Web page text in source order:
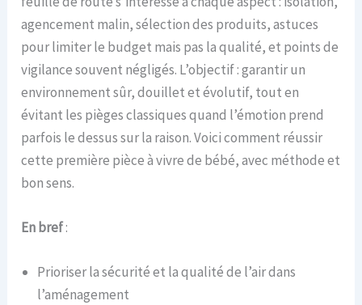
agencement malin, sélection des produits, astuces
pour limiter le budget mais pas la qualité, et points de
vigilance souvent négligés. L’objectif : garantir un
environnement sûr, douillet et évolutif, tout en
évitant les pièges classiques quand l’émotion prend
parfois le dessus sur la raison. Voici comment réussir
cette première pièce à vivre de bébé, avec méthode et
bon sens.
En bref:
Prioriser la sécurité et la qualité de l’air dans
l’aménagement